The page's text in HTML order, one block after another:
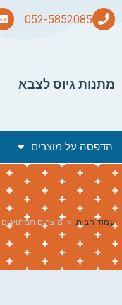
מתנות גיוס לצבא
הדפסה על מוצרים
עמוד הבית > מוצרים